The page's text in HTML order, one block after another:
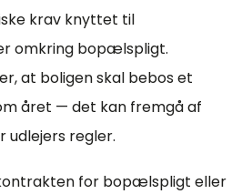
krav knyttet til
omkring bopælspligt.
at boligen skal bebos et
året — det kan fremgå af
udlejers regler.
for bopælspligt eller